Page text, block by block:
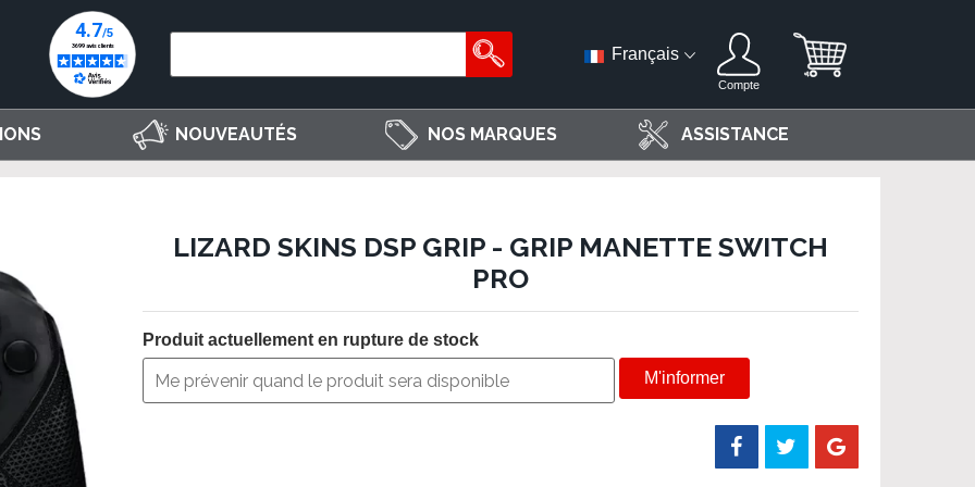
Français
Compte
NOUVEAUTÉS NOS MARQUES ASSISTANCE
LIZARD SKINS DSP GRIP - GRIP MANETTE SWITCH
PRO
Produit actuellement en rupture de stock
M'informer